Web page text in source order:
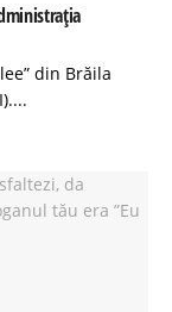
din Brăila